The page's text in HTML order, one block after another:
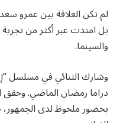
لم تكن العلاقة بين عمرو
بل امتدت عبر أكثر من
والسينما.
وشارك الثنائي في مسلسل
دراما رمضان الماضي. وحقق
بحضور ملحوظ لدى